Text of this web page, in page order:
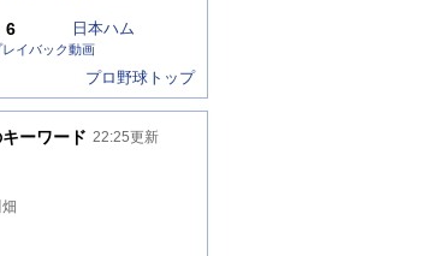
日本ハム
レイバック動画
6
プロ野球トップ
ーワード 22:25更新